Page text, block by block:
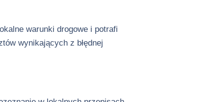
warunki drogowe i potrafi
wynikających z błędnej